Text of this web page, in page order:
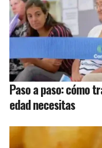
Paso a paso: cómo
edad necesitas